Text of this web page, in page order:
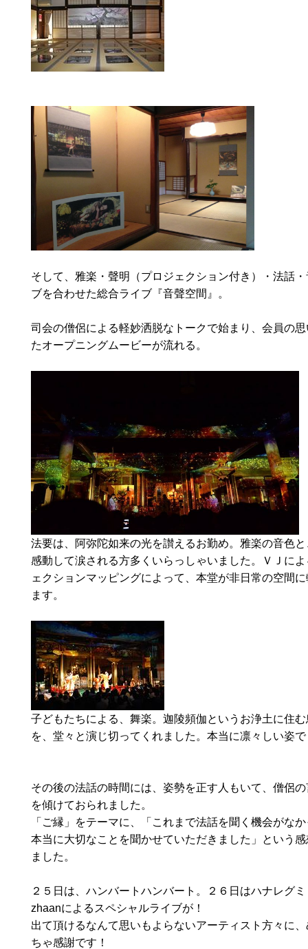
そして、雅楽・聲明（プロジェクション付き）・法話
ブを合わせた総合ライブ『音聲空間』。
司会の僧侶による軽妙洒脱なトークで始まり、会員の
たオープニングムービーが流れる。
法要は、阿弥陀如来の光を讃えるお勤め。雅楽の音色
感動して涙される方多くいらっしゃいました。ＶＪに
ェクションマッピングによって、本堂が非日常の空間
ます。
子どもたちによる、舞楽。迦陵頻伽というお浄土に住
を、堂々と演じ切ってくれました。本当に凛々しい姿
その後の法話の時間には、姿勢を正す人もいて、僧侶
を傾けておられました。
「ご縁」をテーマに、「これまで法話を聞く機会がな
本当に大切なことを聞かせていただきました」という
ました。
２５日は、ハンバートハンバート。２６日はハナレグ
zhaanによるスペシャルライブが！
出て頂けるなんて思いもよらないアーティスト方々に
ちゃ感謝です！